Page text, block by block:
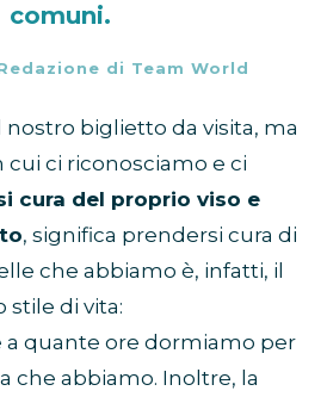
comuni.
di Team World
nostro biglietto da visita, ma
ci riconosciamo e ci
cura del proprio viso e
, significa prendersi cura di
che abbiamo è, infatti, il
stile di vita:
a quante ore dormiamo per
che abbiamo. Inoltre, la